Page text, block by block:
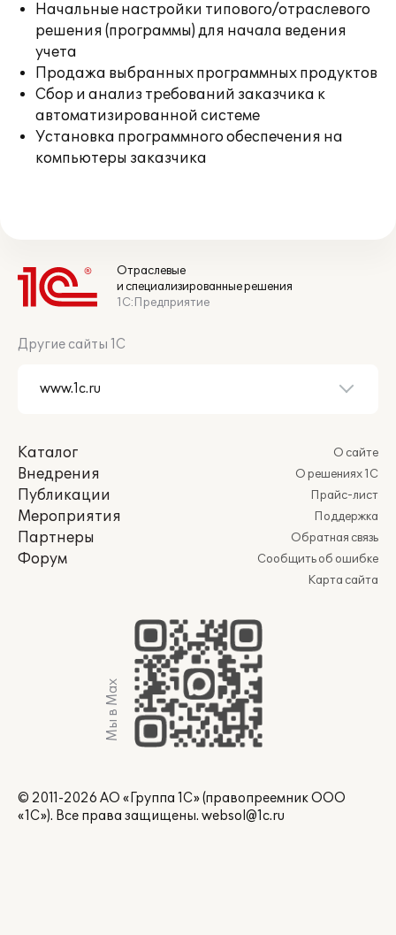
Начальные настройки типового/отраслевого
решения (программы) для начала ведения
учета
Продажа выбранных программных продуктов
Сбор и анализ требований заказчика к
автоматизированной системе
Установка программного обеспечения на
компьютеры заказчика
Отраслевые
и специализированные решения
1С:Предприятие
Другие сайты 1С
Каталог
Внедрения
Публикации
Мероприятия
Партнеры
Форум
О сайте
О решениях 1С
Прайс-лист
Поддержка
Обратная связь
Сообщить об ошибке
Карта сайта
Мы в Max
© 2011-2026 АО «Группа 1С» (правопреемник ООО
«1С»). Все права защищены. websol@1c.ru